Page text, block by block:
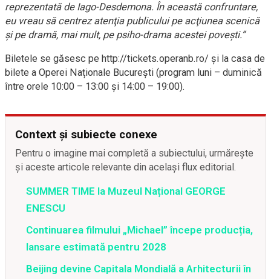
reprezentată de Iago-Desdemona. În această confruntare,
eu vreau să centrez atenţia publicului pe acţiunea scenică
şi pe dramă, mai mult, pe psiho-drama acestei poveşti.”
Biletele se găsesc pe http://tickets.operanb.ro/ și la casa de
bilete a Operei Naționale București (program luni – duminică
între orele 10:00 – 13:00 și 14:00 – 19:00).
Context și subiecte conexe
Pentru o imagine mai completă a subiectului, urmărește
și aceste articole relevante din același flux editorial.
SUMMER TIME la Muzeul Național GEORGE
ENESCU
Continuarea filmului „Michael” începe producția,
lansare estimată pentru 2028
Beijing devine Capitala Mondială a Arhitecturii în